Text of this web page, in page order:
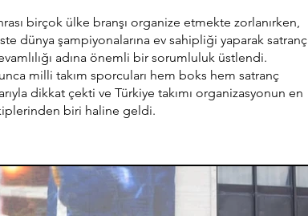
birçok ülke branşı organize etmekte zorlanırken,
dünya şampiyonalarına ev sahipliği yaparak satranç
adına önemli bir sorumluluk üstlendi.
milli takım sporcuları hem boks hem satranç
dikkat çekti ve Türkiye takımı organizasyonun en
biri haline geldi.